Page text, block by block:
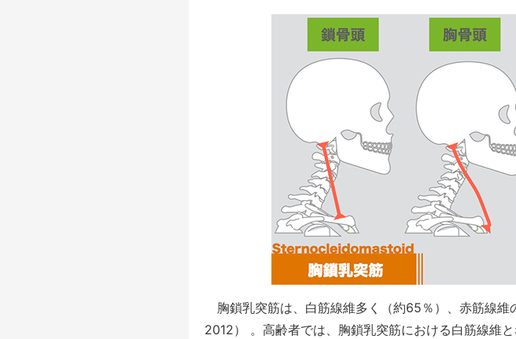
胸鎖乳突筋は、白筋線維多く（約65％）、赤筋線
2012） 。高齢者では、胸鎖乳突筋における白筋線維と